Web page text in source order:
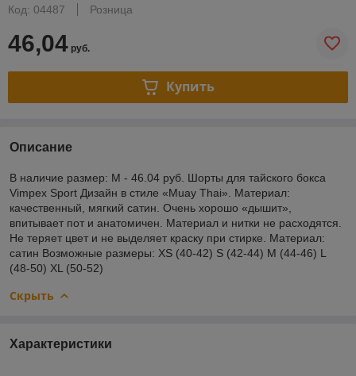
Код: 04487
Розница
46,04 руб.
Купить
Описание
В наличие размер: M - 46.04 руб. Шорты для тайского бокса
Vimpex Sport Дизайн в стиле «Muay Thai». Материал:
качественный, мягкий сатин. Очень хорошо «дышит»,
впитывает пот и анатомичен. Материал и нитки не расходятся.
Не теряет цвет и не выделяет краску при стирке. Материал:
сатин Возможные размеры: XS (40-42) S (42-44) M (44-46) L
(48-50) XL (50-52)
Скрыть
Характеристики